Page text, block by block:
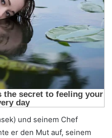
und seinem Chef
er den Mut auf, seinem